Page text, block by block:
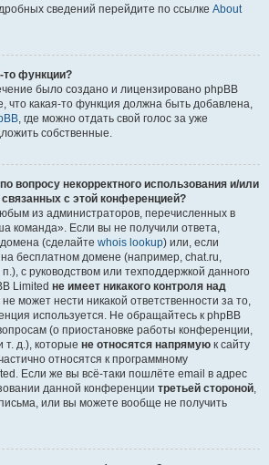
сведений перейдите по ссылке About
то функции?
было создано и лицензировано phpBB
что какая-то функция должна быть добавлена,
, где можно отдать свой голос за уже
собственные.
вопросу некорректного использования и/или
с этой конференцией?
из администраторов, перечисленных в
команда». Если вы не получили ответа,
(сделайте whois lookup) или, если
бесплатном домене (например, chat.ru,
с руководством или техподдержкой данного
Limited не имеет никакого контроля над
не может нести никакой ответственности за то,
используется. Не обращайтесь к phpBB
(о приостановке работы конференции,
т. д.), которые не относятся напрямую к сайту
относятся к программному
Если же вы всё-таки пошлёте email в адрес
данной конференции третьей стороной,
или вы можете вообще не получить